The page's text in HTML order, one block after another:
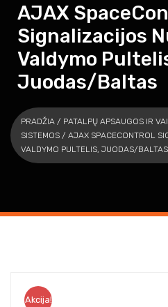
AJAX
Signalizacijos
Valdymo
Juodas/baltas
PRADŽIA / PATALPŲ APSAUGOS IR
SISTEMOS / AJAX SPACECONTROL
VALDYMO PULTELIS, JUODAS/BALTAS
Akcija!